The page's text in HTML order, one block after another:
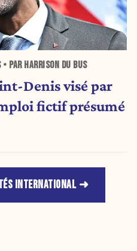
• PAR HARRISON DU BUS
Denis visé par
fictif présumé
INTERNATIONAL